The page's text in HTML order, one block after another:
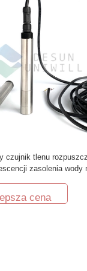
czujnik tlenu
zasolenia wody
cena